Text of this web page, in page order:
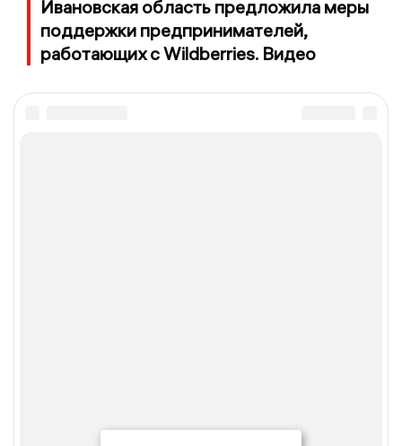
Ивановская область предложила меры
поддержки предпринимателей,
работающих с Wildberries. Видео